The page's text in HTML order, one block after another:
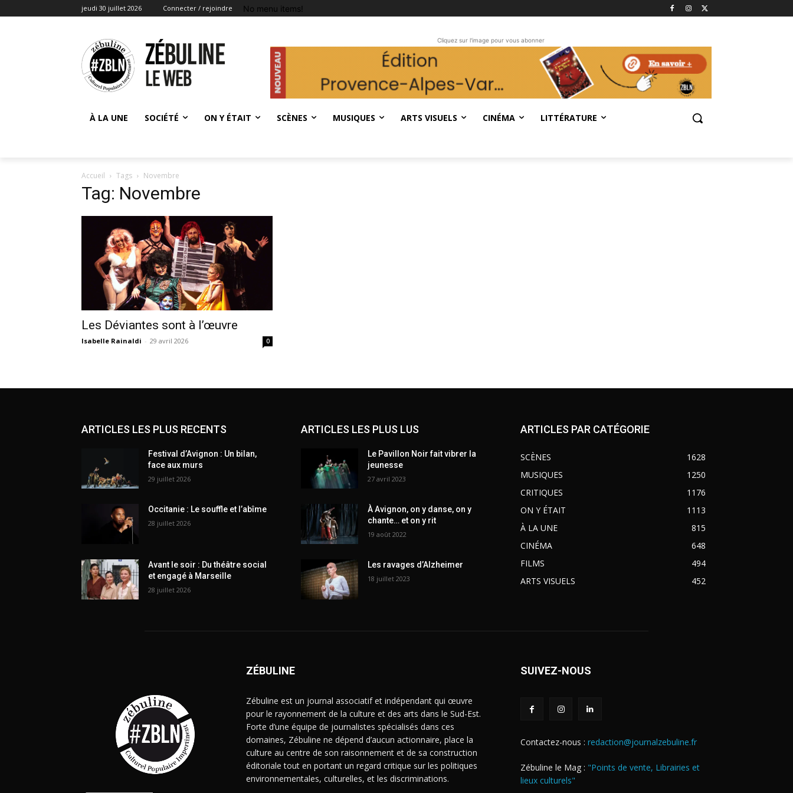
jeudi 30 juillet 2026 Connecter / rejoindre No menu items!
Cliquez sur l'image pour vous abonner
À LA UNE SOCIÉTÉ ON Y ÉTAIT SCÈNES MUSIQUES ARTS VISUELS CINÉMA LITTÉRATURE
Accueil Tags Novembre
Tag: Novembre
Les Déviantes sont à l’œuvre
Isabelle Rainaldi - 29 avril 2026 0
ARTICLES LES PLUS RECENTS
Festival d’Avignon : Un bilan,
face aux murs
29 juillet 2026
Occitanie : Le souffle et l’abîme
28 juillet 2026
Avant le soir : Du théâtre social
et engagé à Marseille
28 juillet 2026
ARTICLES LES PLUS LUS
Le Pavillon Noir fait vibrer la
jeunesse
27 avril 2023
À Avignon, on y danse, on y
chante… et on y rit
19 août 2022
Les ravages d’Alzheimer
18 juillet 2023
ARTICLES PAR CATÉGORIE
SCÈNES
1628
MUSIQUES
1250
CRITIQUES
1176
ON Y ÉTAIT
1113
À LA UNE
815
CINÉMA
648
FILMS
494
ARTS VISUELS
452
ZÉBULINE
Zébuline est un journal associatif et indépendant qui œuvre
pour le rayonnement de la culture et des arts dans le Sud-Est.
Forte d’une équipe de journalistes spécialisés dans ces
domaines, Zébuline ne dépend d’aucun actionnaire, place la
culture au centre de son raisonnement et de sa construction
éditoriale tout en portant un regard critique sur les politiques
environnementales, culturelles, et les discriminations.
SUIVEZ-NOUS
Contactez-nous : redaction@journalzebuline.fr
Zébuline le Mag : "Points de vente, Librairies et
lieux culturels"